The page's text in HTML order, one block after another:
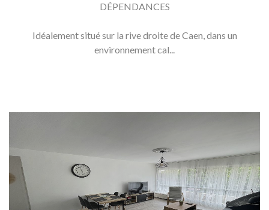
DÉPENDANCES
Idéalement situé sur la rive droite de Caen, dans un
environnement cal...